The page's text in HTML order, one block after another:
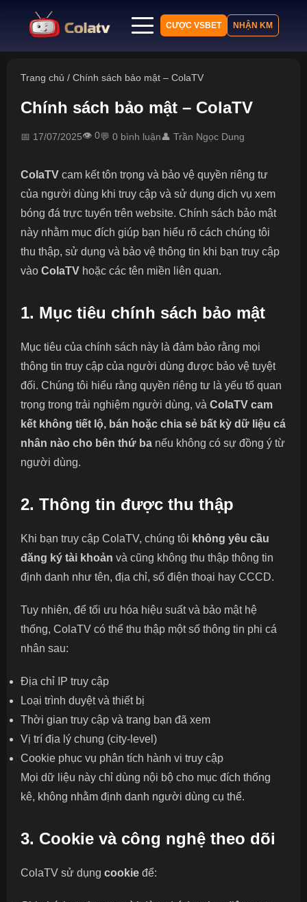
Bảng xếp hạng
Kết quả
Tin tức
CƯỢC VSBET NHẬN KM
Trang chủ / Chính sách bảo mật – ColaTV
Chính sách bảo mật – ColaTV
📅 17/07/2025👁️ 0💬 0 bình luận👤 Trần Ngọc Dung
ColaTV cam kết tôn trọng và bảo vệ quyền riêng tư
của người dùng khi truy cập và sử dụng dịch vụ xem
bóng đá trực tuyến trên website. Chính sách bảo mật
này nhằm mục đích giúp bạn hiểu rõ cách chúng tôi
thu thập, sử dụng và bảo vệ thông tin khi bạn truy cập
vào ColaTV hoặc các tên miền liên quan.
1. Mục tiêu chính sách bảo mật
Mục tiêu của chính sách này là đảm bảo rằng mọi
thông tin truy cập của người dùng được bảo vệ tuyệt
đối. Chúng tôi hiểu rằng quyền riêng tư là yếu tố quan
trọng trong trải nghiệm người dùng, và ColaTV cam
kết không tiết lộ, bán hoặc chia sẻ bất kỳ dữ liệu cá
nhân nào cho bên thứ ba nếu không có sự đồng ý từ
người dùng.
2. Thông tin được thu thập
Khi bạn truy cập ColaTV, chúng tôi không yêu cầu
đăng ký tài khoản và cũng không thu thập thông tin
định danh như tên, địa chỉ, số điện thoại hay CCCD.
Tuy nhiên, để tối ưu hóa hiệu suất và bảo mật hệ
thống, ColaTV có thể thu thập một số thông tin phi cá
nhân sau:
Địa chỉ IP truy cập
Loại trình duyệt và thiết bị
Thời gian truy cập và trang bạn đã xem
Vị trí địa lý chung (city-level)
Cookie phục vụ phân tích hành vi truy cập
Mọi dữ liệu này chỉ dùng nội bộ cho mục đích thống
kê, không nhằm định danh người dùng cụ thể.
3. Cookie và công nghệ theo dõi
ColaTV sử dụng cookie để: